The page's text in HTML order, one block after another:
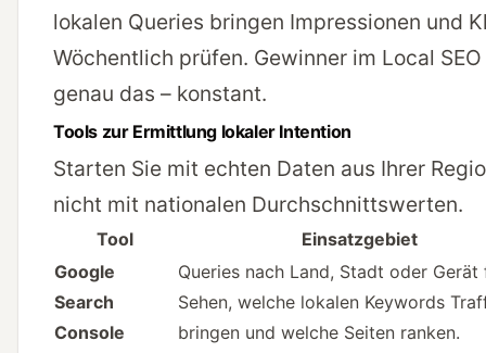
lokalen Queries bringen Impressionen und
Wöchentlich prüfen. Gewinner im Local
genau das – konstant.
Tools zur Ermittlung lokaler Intention
Starten Sie mit echten Daten aus Ihrer
nicht mit nationalen Durchschnittswerten.
Tool
Einsatzgebiet
Google
Search
Console
Queries nach Land, Stadt oder Gerät
Sehen, welche lokalen Keywords
bringen und welche Seiten ranken.